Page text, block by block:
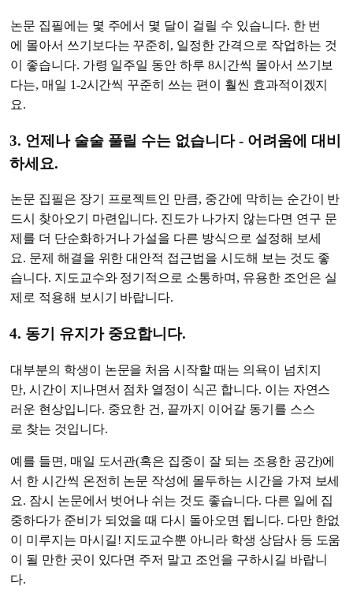
논문 집필에는 몇 주에서 몇 달이 걸릴 수 있습니다. 한 번
에 몰아서 쓰기보다는 꾸준히, 일정한 간격으로 작업하는 것
이 좋습니다. 가령 일주일 동안 하루 8시간씩 몰아서 쓰기보
다는, 매일 1-2시간씩 꾸준히 쓰는 편이 훨씬 효과적이겠지
요.
3. 언제나 술술 풀릴 수는 없습니다 - 어려움에 대비
하세요.
논문 집필은 장기 프로젝트인 만큼, 중간에 막히는 순간이 반
드시 찾아오기 마련입니다. 진도가 나가지 않는다면 연구 문
제를 더 단순화하거나 가설을 다른 방식으로 설정해 보세
요. 문제 해결을 위한 대안적 접근법을 시도해 보는 것도 좋
습니다. 지도교수와 정기적으로 소통하며, 유용한 조언은 실
제로 적용해 보시기 바랍니다.
4. 동기 유지가 중요합니다.
대부분의 학생이 논문을 처음 시작할 때는 의욕이 넘치지
만, 시간이 지나면서 점차 열정이 식곤 합니다. 이는 자연스
러운 현상입니다. 중요한 건, 끝까지 이어갈 동기를 스스
로 찾는 것입니다.
예를 들면, 매일 도서관(혹은 집중이 잘 되는 조용한 공간)에
서 한 시간씩 온전히 논문 작성에 몰두하는 시간을 가져 보세
요. 잠시 논문에서 벗어나 쉬는 것도 좋습니다. 다른 일에 집
중하다가 준비가 되었을 때 다시 돌아오면 됩니다. 다만 한없
이 미루지는 마시길! 지도교수뿐 아니라 학생 상담사 등 도움
이 될 만한 곳이 있다면 주저 말고 조언을 구하시길 바랍니
다.